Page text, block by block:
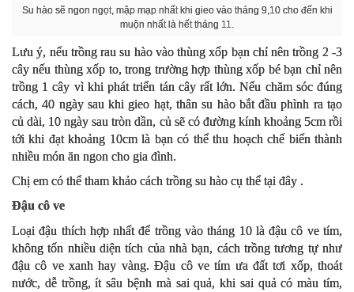
Su hào sẽ ngon ngọt, mập mạp nhất khi gieo vào tháng 9,10 cho đến khi
muộn nhất là hết tháng 11.
Lưu ý, nếu trồng rau su hào vào thùng xốp bạn chỉ nên trồng 2 -3
cây nếu thùng xốp to, trong trường hợp thùng xốp bé bạn chỉ nên
trồng 1 cây vì khi phát triển tán cây rất lớn. Nếu chăm sóc đúng
cách, 40 ngày sau khi gieo hạt, thân su hào bắt đầu phình ra tạo
củ dài, 10 ngày sau tròn dần, củ sẽ có đường kính khoảng 5cm rồi
tới khi đạt khoảng 10cm là bạn có thể thu hoạch chế biến thành
nhiều món ăn ngon cho gia đình.
Chị em có thể tham khảo cách trồng su hào cụ thể tại đây .
Đậu cô ve
Loại đậu thích hợp nhất để trồng vào tháng 10 là đậu cô ve tím,
không tốn nhiều diện tích của nhà bạn, cách trồng tương tự như
đậu cô ve xanh hay vàng. Đậu cô ve tím ưa đất tơi xốp, thoát
nước, dễ trồng, ít sâu bệnh mà sai quả, khi sai quả có màu tím,